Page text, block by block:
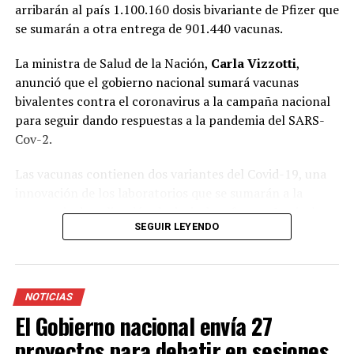
arribarán al país 1.100.160 dosis bivariante de Pfizer que
se sumarán a otra entrega de 901.440 vacunas.
La ministra de Salud de la Nación, Carla Vizzotti,
anunció que el gobierno nacional sumará vacunas
bivalentes contra el coronavirus a la campaña nacional
para seguir dando respuestas a la pandemia del SARS-
Cov-2.
Las vacunas contienen dos variantes del Covid-19, una
estrategia de aplicación de dosis de refuerzo. La titular
de la cartera sanitaria informó que en las próximas
Pfizer que se sumarán a otra entrega de 901.440
vacunas.
El envío a las provincias comenzará la semana que viene.
En ese marco, la funcionaria aclaró que durante algunas
SEGUIR LEYENDO
NOTICIAS
El Gobierno nacional envía 27